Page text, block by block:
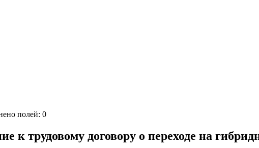
полей: 0
к трудовому договору о переходе на